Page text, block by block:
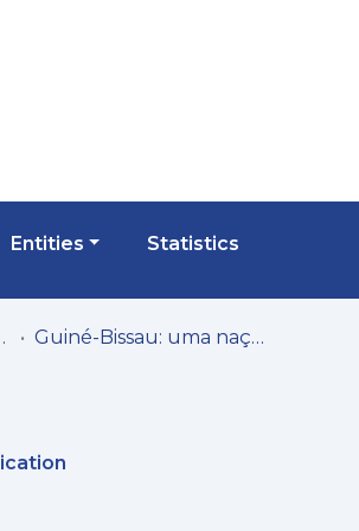
Entities Statistics
Guiné-Bissau: uma nação africana forjada no cinema?